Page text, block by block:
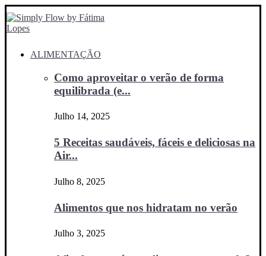
ALIMENTAÇÃO
Como aproveitar o verão de forma
equilibrada (e...
Julho 14, 2025
5 Receitas saudáveis, fáceis e deliciosas na
Air...
Julho 8, 2025
Alimentos que nos hidratam no verão
Julho 3, 2025